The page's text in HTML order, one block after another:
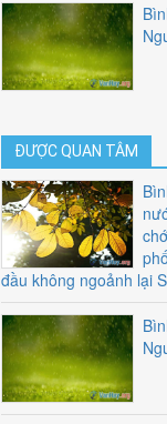
ĐƯỢC QUAN TÂM
đầu không ngoảnh lại